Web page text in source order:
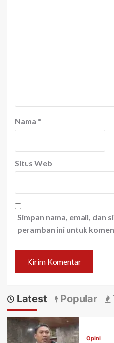
Nama *
Situs Web
Simpan nama, email, dan
peramban ini untuk
Latest Popular
Opini